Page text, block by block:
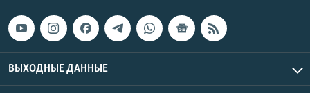
ВЫХОДНЫЕ ДАННЫЕ